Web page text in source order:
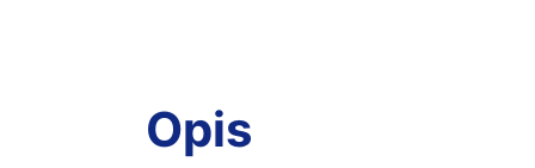
Opis